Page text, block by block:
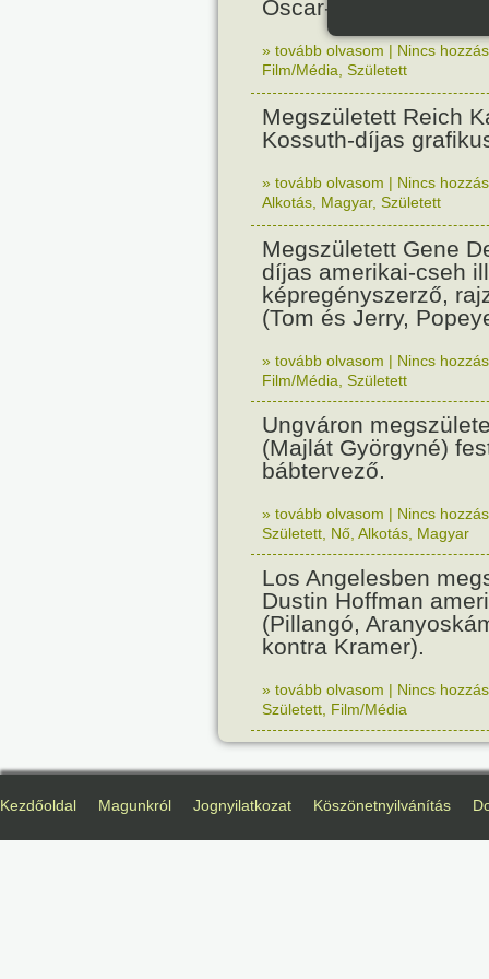
Oscar-díjas olasz
» tovább olvasom | Nincs
Film/Média Született
Megszületett Reich
Kossuth-díjas
» tovább olvasom | Nincs
Alkotás Magyar, Született
Megszületett Gene
díjas amerikai-cseh
képregényszerző,
(Tom és Jerry,
» tovább olvasom | Nincs
Film/Média Született
Ungváron
(Majlát Györgyné)
bábtervező.
» tovább olvasom | Nincs
Született Nő Alkotás Magyar
Los Angelesben
Dustin Hoffman
(Pillangó,
kontra Kramer).
» tovább olvasom | Nincs
Született Film/Média
Kezdőoldal Magunkról Jognyilatkozat Köszönetnyilvánítás